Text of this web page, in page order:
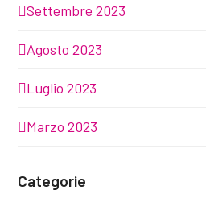
Settembre 2023
Agosto 2023
Luglio 2023
Marzo 2023
Categorie